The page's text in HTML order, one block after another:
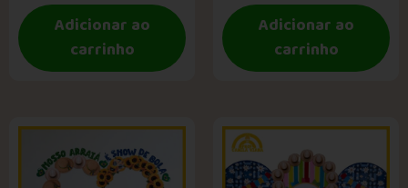
Adicionar ao
carrinho
Adicionar ao
carrinho